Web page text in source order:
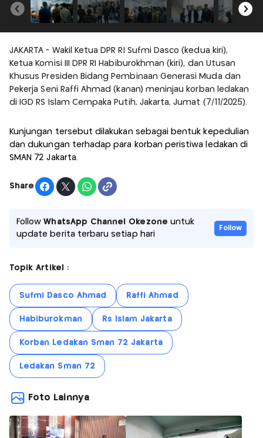
JAKARTA - Wakil Ketua DPR RI Sufmi Dasco (kedua kiri),
Ketua Komisi III DPR RI Habiburokhman (kiri), dan Utusan
Khusus Presiden Bidang Pembinaan Generasi Muda dan
Pekerja Seni Raffi Ahmad (kanan) meninjau korban ledakan
di IGD RS Islam Cempaka Putih, Jakarta, Jumat (7/11/2025).
Kunjungan tersebut dilakukan sebagai bentuk kepedulian
dan dukungan terhadap para korban peristiwa ledakan di
SMAN 72 Jakarta.
Share
FollowWhatsApp Channel Okezone untuk
update berita terbaru setiap hari
Follow
Topik Artikel :
Sufmi Dasco Ahmad Raffi Ahmad
Habiburokman Rs Islam Jakarta
Korban Ledakan Sman 72 Jakarta
Ledakan Sman 72
Foto Lainnya